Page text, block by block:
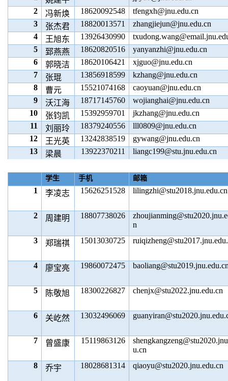
2
冯新焕 18620092548
tfengxh@jnu.edu.cn
3
张杰君 18820013571
zhangjiejun@jnu.edu.cn
4
王旭东 13926430990
5
郅燕燕 18620820516
yanyanzhi@jnu.edu.cn
6
郭晓洁 18620106421
xjguo@jnu.edu.cn
7
张琨 13856918599
kzhang@jnu.edu.cn
8
曹元 15521074168
caoyuan@jnu.edu.cn
9
沃江海 18717145760
wojianghai@jnu.edu.cn
10
张钧凯 15392959701
jkzhang@jnu.edu.cn
11
刘丽玲 18379240556
lll0809@jnu.edu.cn
12
王光英 13242838519
gywang@jnu.edu.cn
13
梁晨 13922370211 liangc199@stu.jnu.edu.cn
学生 手机 邮箱
1 李凌志 15626251528 lilingzhi@stu2018.jnu.edu.cn
2 周建明 18807738026
n
3
郑瑞祺 15013030725
4 廖宝亮 19860072475
5 陈敬旭 18300226827 chenjx@stu2022.jnu.edu.cn
6 关屹然 13032496069
7 曾盛康 15119863126
u.cn
8
乔宇 18028681314 qiaoyu@stu2020.jnu.edu.cn